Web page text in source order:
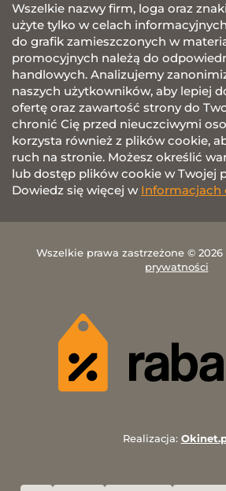
Wszelkie nazwy firm, loga oraz
użyte tylko w celach
do grafik zamieszczonych w
promocyjnych należą do
handlowych. Analizujemy
naszych użytkowników, aby lepiej
ofertę oraz zawartość strony do
chronić Cię przed nieuczciwymi
korzysta również z plików cookie,
ruch na stronie. Możesz określić
lub dostęp plików cookie w Twojej
Dowiedz się więcej w Informacjach
Wszelkie prawa zastrzeżone © 2026
prywatności
Realizacja: